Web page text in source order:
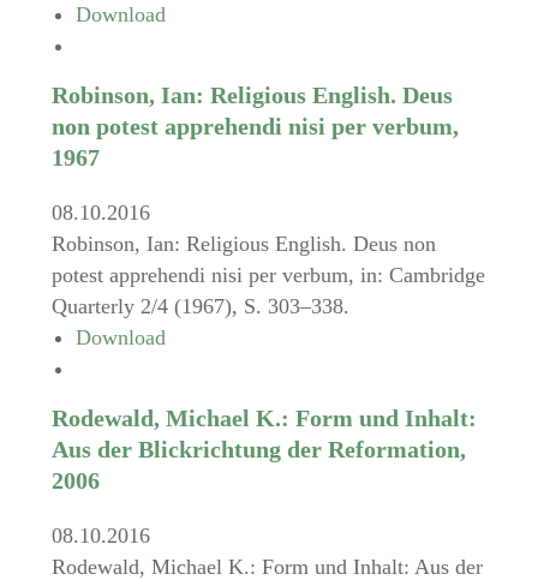
Download
Robinson, Ian: Religious English. Deus
non potest apprehendi nisi per verbum,
1967
08.10.2016
Robinson, Ian: Religious English. Deus non
potest apprehendi nisi per verbum, in: Cambridge
Quarterly 2/4 (1967), S. 303–338.
Download
Rodewald, Michael K.: Form und Inhalt:
Aus der Blickrichtung der Reformation,
2006
08.10.2016
Rodewald, Michael K.: Form und Inhalt: Aus der